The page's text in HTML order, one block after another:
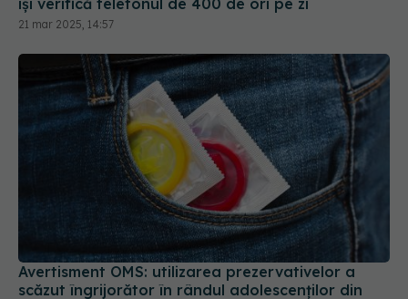
Avertisment OMS: utilizarea prezervativelor a
scăzut îngrijorător în rândul adolescenţilor din
Europa. "Va fi și mai rău. Accesul la educație
sexuală este vital"
12 sep 2024, 14:30